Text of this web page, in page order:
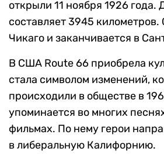
открыли 11 ноября 1926 года.
составляет 3945 километров.
Чикаго и заканчивается в
В США Route 66 приобрела
стала символом изменений,
происходили в обществе в
упоминается во многих
фильмах. По нему герои
в либеральную Калифорнию.